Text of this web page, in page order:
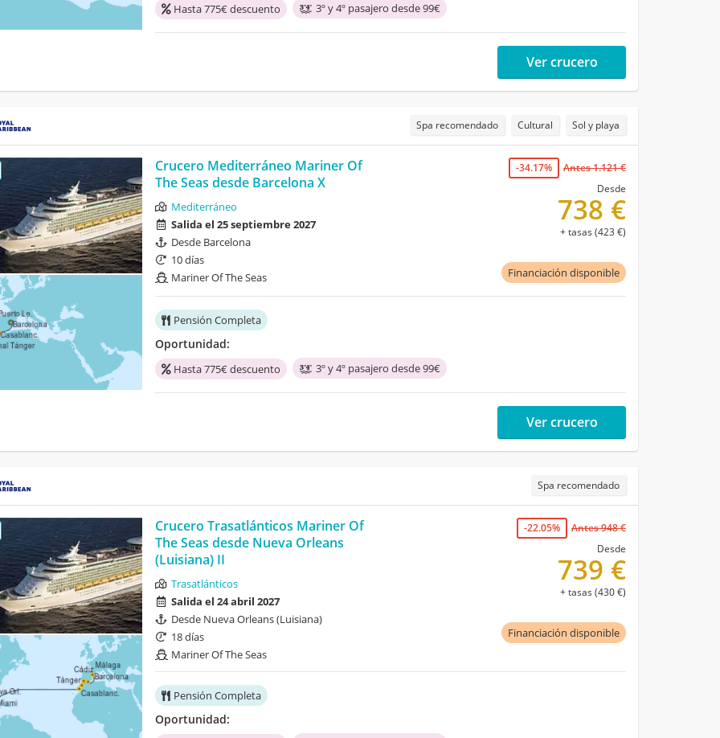
Hasta 775€ descuento 3º y 4º pasajero desde 99€
Ver crucero
Spa recomendado Cultural Sol y playa
Crucero Mediterráneo Mariner Of
The Seas desde Barcelona X
Mediterráneo
Salida el 25 septiembre 2027
Desde Barcelona
10 días
Mariner Of The Seas
Pensión Completa
Oportunidad:
Hasta 775€ descuento 3º y 4º pasajero desde 99€
Financiación disponible
-34.17%
Antes 1.121 €
Desde
738 €
+ tasas (423 €)
Ver crucero
Spa recomendado
Crucero Trasatlánticos Mariner Of
The Seas desde Nueva Orleans
(Luisiana) II
Trasatlánticos
Salida el 24 abril 2027
Desde Nueva Orleans (Luisiana)
18 días
Mariner Of The Seas
Pensión Completa
Oportunidad:
Financiación disponible
-22.05%
Antes 948 €
Desde
739 €
+ tasas (430 €)